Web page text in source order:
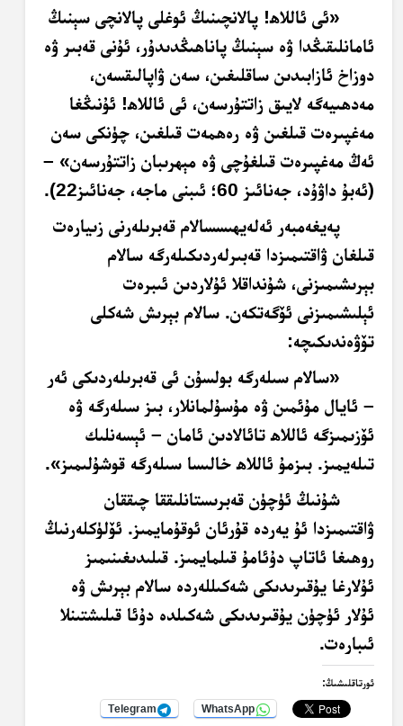
«ئى ئاللاھ! پالانچىنىڭ ئوغلى پالانچى سېنىڭ
ئامانلىقىڭدا ۋە سېنىڭ پاناھىڭدىدۇر، ئۇنى قەبىر ۋە
دوزاخ ئازابىدىن ساقلىغىن، سەن ۋاپالىقسەن،
مەدھىيەگەلايىق زاتتۇرسەن، ئى ئاللاھ! ئۇنىڭغا
مەغپىرەتقىلغىن ۋە رەھمەت قىلغىن، چۈنكى سەن
ئەڭمەغپىرەتقىلغۇچى ۋە مېھرىبان زاتتۇرسەن» –
(ئەبۇ داۋۇد، جەنائىز 60؛ ئىبنى ماجە، جەنائىز22).
پەيغەمبەر ئەلەيھىسسالام قەبرىلەرنى زىيارەت
قىلغان ۋاقتىمىزدا قەبىرلەردىكىلەرگە سالام
بېرىشىمىزنى، شۇنداقلا ئۇلاردىن ئىبرەت
ئېلىشىمىزنى ئۆگەتكەن. سالام بېرىش شەكلى
تۆۋەندىكىچە:
«سالام سىلەرگە بولسۇن ئى قەبرىلەردىكى ئەر
– ئايال مۇئمىن ۋە مۇسۇلمانلار، بىز سىلەرگە ۋە
ئۆزىمىزگە ئاللاھ تائالادىن ئامان – ئېسەنلىك
تىلەيمىز. بىزمۇ ئاللاھ خالىسا سىلەرگە قوشۇلىمىز».
شۇنىڭ ئۈچۈن قەبرىستانلىققا چىققان
ۋاقتىمىزدا ئۇ يەردە قۇرئان ئوقۇمايمىز. ئۆلۈكلەرنىڭ
روھىغا ئاتاپ دۇئامۇ قىلمايمىز. قىلىدىغىنىمىز
ئۇلارغا يۇقىرىدىكى شەكىللەردە سالام بېرىش ۋە
ئۇلار ئۈچۈن يۇقىرىدىكى شەكىلدە دۇئا قىلىشتىنلا
ئىبارەت.
ئورتاقلىشىڭ:
WhatsApp
Telegram